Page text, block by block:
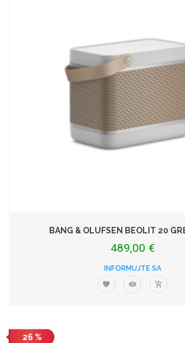
BANG & OLUFSEN BEOLIT 20
489,00 €
INFORMUJTE SA
26 %